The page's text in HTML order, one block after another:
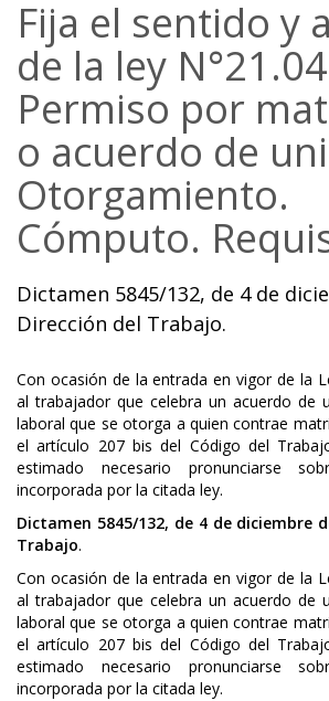
Fija el sentido y
de la ley
Permiso por
o acuerdo de
Otorgamiento.
Cómputo.
Dictamen 5845/132, de 4 de
Dirección del Trabajo.
Con ocasión de la entrada en vigor de la
al trabajador que celebra un acuerdo de
laboral que se otorga a quien contrae
el artículo 207 bis del Código del
estimado necesario pronunciarse
incorporada por la citada ley.
Dictamen 5845/132, de 4 de diciembre
Trabajo.
Con ocasión de la entrada en vigor de la
al trabajador que celebra un acuerdo de
laboral que se otorga a quien contrae
el artículo 207 bis del Código del
estimado necesario pronunciarse
incorporada por la citada ley.